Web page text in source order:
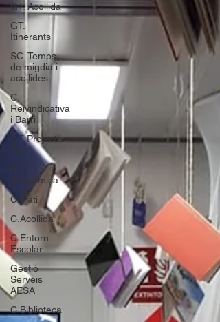
GT. Acollida
GT.
Itinerants
SC. Temps
de migdia i
acollides
C.
Reivindicativa
i Barri
GT Projecte
Pati
C.
Economica
C. Pati
C.Acollida
C.Entorn
Escolar
Gestió
Serveis
AESA
C.Biblioteca